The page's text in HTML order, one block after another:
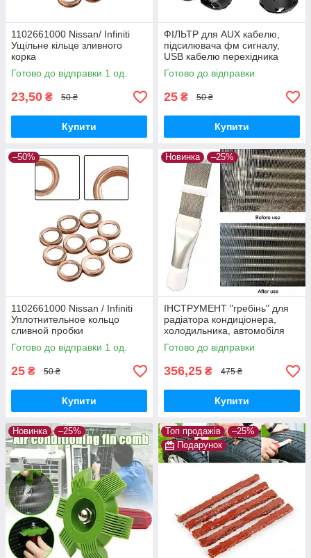
1102661000 Nissan/ Infiniti
Ущільне кільце зливного
корка
Готово до відправки 1 од.
23,50 ₴ 50 ₴
Купити
ФІЛЬТР для AUX кабелю,
підсилювача фм сигналу,
USB кабелю перехідника
Готово до відправки
25 ₴ 50 ₴
Купити
–50%
1102661000 Nissan / Infiniti
Уплотнительное кольцо
сливной пробки
Готово до відправки 1 од.
25 ₴ 50 ₴
Купити
Новинка –25%
ІНСТРУМЕНТ "гребінь" для
радіатора кондиціонера,
холодильника, автомобіля
(очищення, ремонт)
Готово до відправки
356,25 ₴ 475 ₴
Купити
Новинка –25% Топ продажів
–25%
Подарунок